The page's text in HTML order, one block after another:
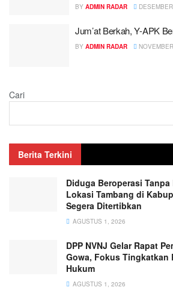
BY ADMIN RADAR
Jum’at Berkah, Y-APK
BY ADMIN RADAR
Cari
Berita Terkini
Diduga Beroperasi
Lokasi Tambang di
Segera Ditertibkan
AGUSTUS 1, 2026
DPP NVNJ Gelar Rapat
Gowa, Fokus Tingkatkan
Hukum
AGUSTUS 1, 2026